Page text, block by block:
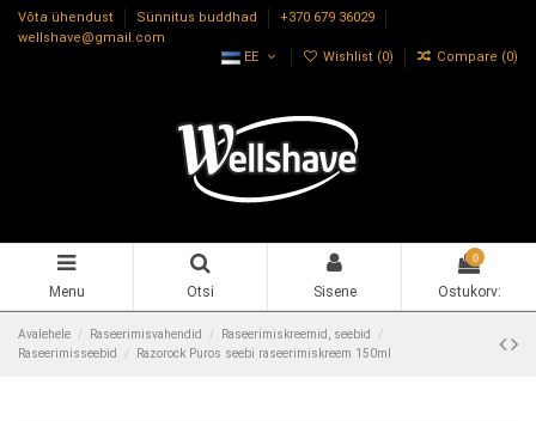
Võta ühendust Sünnitus buddhad
+370 679 36029
wellshave@gmail.com
EE
Wishlist (0) Compare (0)
Menu Otsi Sisene
0
Ostukorv:
Avalehele Raseerimisvahendid
Raseerimiskreemid, seebid
Raseerimisseebid
Razorock Puros seebi raseerimiskreem 150ml